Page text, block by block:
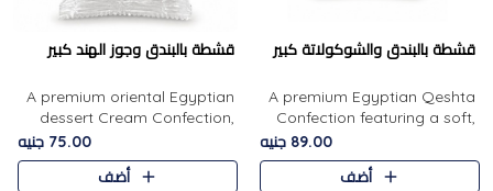
قشطة بالبندق والشوكولاتة كبير
A premium Egyptian Qeshta
Confection featuring a soft,
creamy texture paired with a
rich layer of premium
chocolate and the distinctive
89.00 جنيه
أضف
قشطة بالبندق وجوز الهند كبير
A premium oriental Egyptian
dessert Cream Confection,
featuring a soft, creamy
texture and the distinctive
flavor of roasted hazelnuts.
75.00 جنيه
أضف